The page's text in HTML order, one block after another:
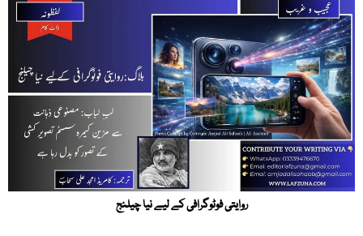
روایتی فوٹوگرافی کے لیے نیا چیلنج